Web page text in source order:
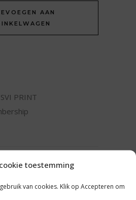
toestemming
van cookies. Klik op Accepteren om
AAN
SVI PRINT